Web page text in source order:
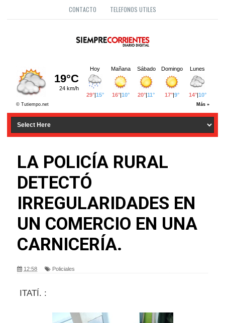
CONTACTO TELEFONOS UTILES
LA POLICÍA RURAL
DETECTÓ
IRREGULARIDADES EN
UN COMERCIO EN UNA
CARNICERÍA.
12:58 Policiales
ITATÍ. :